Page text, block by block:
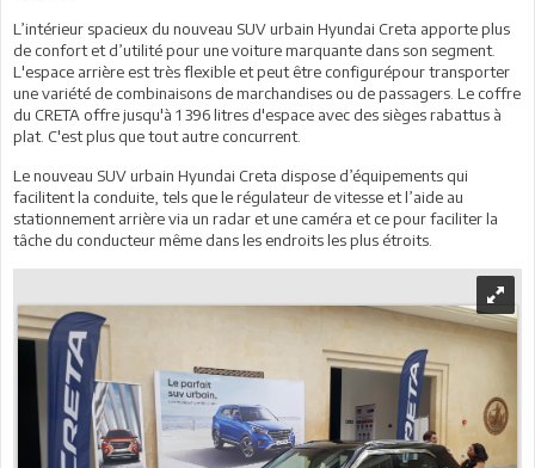
L’intérieur spacieux du nouveau SUV urbain Hyundai Creta apporte plus
de confort et d’utilité pour une voiture marquante dans son segment.
L'espace arrière est très flexible et peut être configurépour transporter
une variété de combinaisons de marchandises ou de passagers. Le coffre
du CRETA offre jusqu'à 1 396 litres d'espace avec des sièges rabattus à
plat. C'est plus que tout autre concurrent.
Le nouveau SUV urbain Hyundai Creta dispose d’équipements qui
facilitent la conduite, tels que le régulateur de vitesse et l’aide au
stationnement arrière via un radar et une caméra et ce pour faciliter la
tâche du conducteur même dans les endroits les plus étroits.